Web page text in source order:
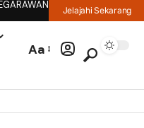
Jelajahi Sekarang
Aa